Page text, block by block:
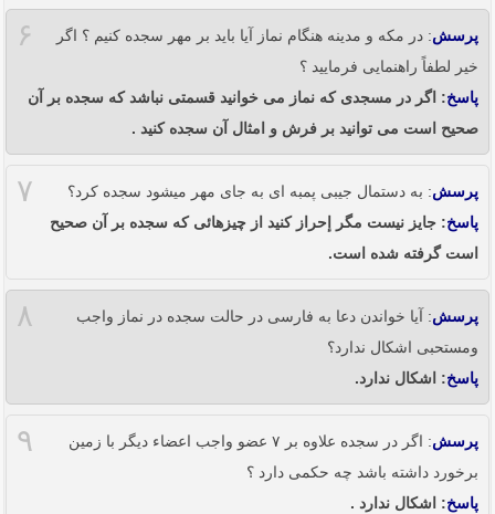
۶ پرسش: در مکه و مدینه هنگام نماز آیا باید بر مهر سجده کنیم ؟ اگر
خیر لطفاً راهنمایی فرمایید ؟
پاسخ: اگر در مسجدی که نماز می خوانید قسمتی نباشد که سجده بر آن
صحیح است می توانید بر فرش و امثال آن سجده کنید .
۷ پرسش: به دستمال جیبی پمبه ای به جای مهر میشود سجده کرد؟
پاسخ: جایز نیست مگر إحراز کنید از چیزهائی که سجده بر آن صحیح
است گرفته شده است.
۸ پرسش: آیا خواندن دعا به فارسی در حالت سجده در نماز واجب
ومستحبی اشکال ندارد؟
پاسخ: اشکال ندارد.
۹ پرسش
: اگر در سجده علاوه بر ۷ عضو واجب اعضاء دیگر با زمین
برخورد داشته باشد چه حکمی دارد ؟
پاسخ: اشکال ندارد .